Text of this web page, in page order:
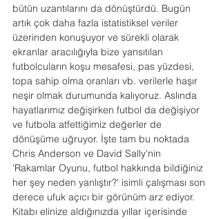
bütün uzantılarını da dönüştürdü. Bugün
artık çok daha fazla istatistiksel veriler
üzerinden konuşuyor ve sürekli olarak
ekranlar aracılığıyla bize yansıtılan
futbolcuların koşu mesafesi, pas yüzdesi,
topa sahip olma oranları vb. verilerle haşır
neşir olmak durumunda kalıyoruz. Aslında
hayatlarımız değişirken futbol da değişiyor
ve futbola atfettiğimiz değerler de
dönüşüme uğruyor. İşte tam bu noktada
Chris Anderson ve David Sally'nin
'Rakamlar Oyunu, futbol hakkında bildiğiniz
her şey neden yanlıştır?' isimli çalışması son
derece ufuk açıcı bir görünüm arz ediyor.
Kitabı elinize aldığınızda yıllar içerisinde